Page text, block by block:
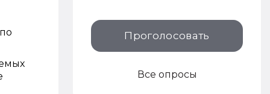
Проголосовать
Все опросы